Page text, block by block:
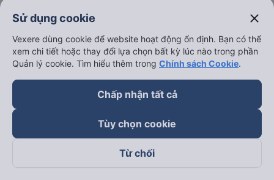
Hà Nội đi Tam Đảo
Đà Nẵng đi Hội An
Đà Nẵng đi Huế
Xem tất cả tuyến đường
Sử dụng cookie close
Vexere dùng cookie để website hoạt động ổn định. Bạn có thể
xem chi tiết hoặc thay đổi lựa chọn bất kỳ lúc nào trong phần
Quản lý cookie. Tìm hiểu thêm trong Chính sách Cookie.
Chấp nhận tất cả
Tùy chọn cookie
Từ chối